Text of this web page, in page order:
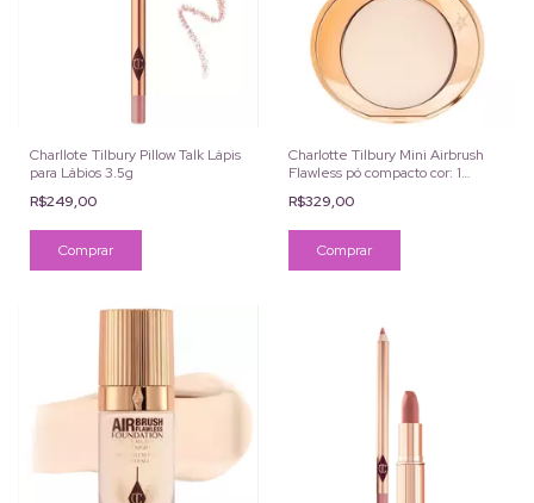
Charllote Tilbury Pillow Talk Lápis
para Lábios 3.5g
R$249,00
Charlotte Tilbury Mini Airbrush
Flawless pó compacto cor: 1
R$329,00